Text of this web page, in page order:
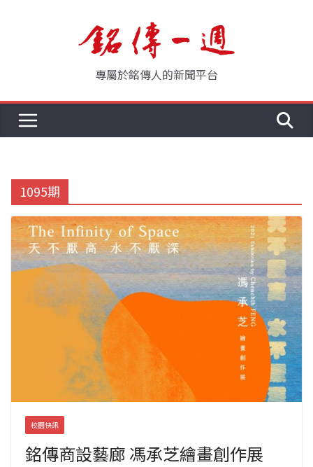
專屬於銘傳人的新聞平台
1095期
校園快訊
銘傳商設藝廊 馮承芝繪畫創作展